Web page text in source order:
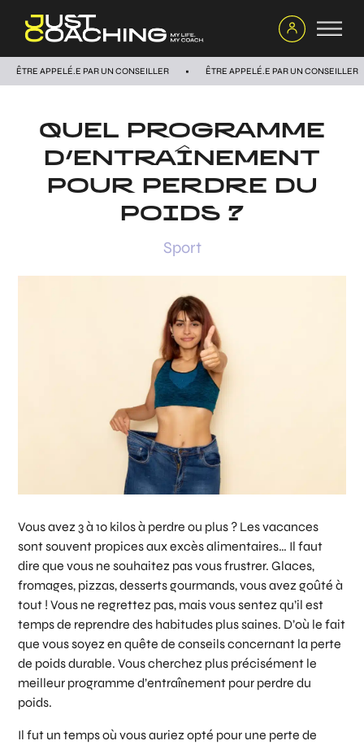
ÊTRE APPELÉ.E PAR UN CONSEILLER ÊTRE APPELÉ.E PAR UN CONSEILLER
QUEL PROGRAMME
D’ENTRAÎNEMENT
POUR PERDRE DU
POIDS ?
Sport
Vous avez 3 à 10 kilos à perdre ou plus ? Les vacances
sont souvent propices aux excès alimentaires… Il faut
dire que vous ne souhaitez pas vous frustrer. Glaces,
fromages, pizzas, desserts gourmands, vous avez goûté à
tout ! Vous ne regrettez pas, mais vous sentez qu’il est
temps de reprendre des habitudes plus saines. D’où le fait
que vous soyez en quête de conseils concernant la perte
de poids durable. Vous cherchez plus précisément le
meilleur programme d’entraînement pour perdre du
poids.
Il fut un temps où vous auriez opté pour une perte de